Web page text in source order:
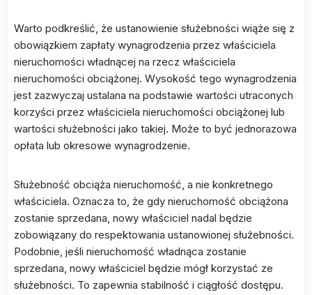
Warto podkreślić, że ustanowienie służebności wiąże się z
obowiązkiem zapłaty wynagrodzenia przez właściciela
nieruchomości władnącej na rzecz właściciela
nieruchomości obciążonej. Wysokość tego wynagrodzenia
jest zazwyczaj ustalana na podstawie wartości utraconych
korzyści przez właściciela nieruchomości obciążonej lub
wartości służebności jako takiej. Może to być jednorazowa
opłata lub okresowe wynagrodzenie.
Służebność obciąża nieruchomość, a nie konkretnego
właściciela. Oznacza to, że gdy nieruchomość obciążona
zostanie sprzedana, nowy właściciel nadal będzie
zobowiązany do respektowania ustanowionej służebności.
Podobnie, jeśli nieruchomość władnąca zostanie
sprzedana, nowy właściciel będzie mógł korzystać ze
służebności. To zapewnia stabilność i ciągłość dostępu.